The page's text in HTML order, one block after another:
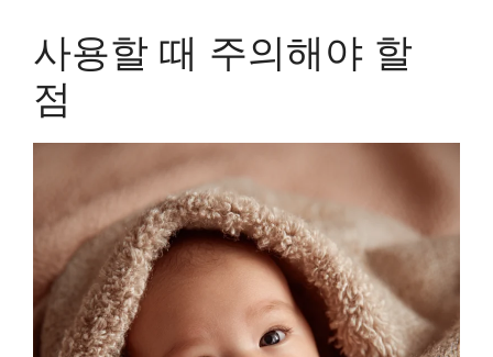
사용할 때 주의해야 할
점